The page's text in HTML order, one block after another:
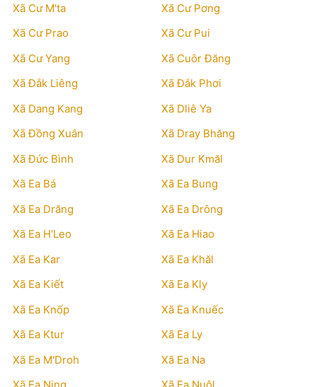
Xã Cư M'ta
Xã Cư Pơng
Xã Cư Prao
Xã Cư Pui
Xã Cư Yang
Xã Cuôr Đăng
Xã Đắk Liêng
Xã Đắk Phơi
Xã Dang Kang
Xã Dliê Ya
Xã Đồng Xuân
Xã Dray Bhăng
Xã Đức Bình
Xã Dur Kmăl
Xã Ea Bá
Xã Ea Bung
Xã Ea Drăng
Xã Ea Drông
Xã Ea H'Leo
Xã Ea Hiao
Xã Ea Kar
Xã Ea Khăl
Xã Ea Kiết
Xã Ea Kly
Xã Ea Knốp
Xã Ea Knuếc
Xã Ea Ktur
Xã Ea Ly
Xã Ea M'Droh
Xã Ea Na